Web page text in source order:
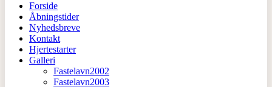
Forside
Åbningstider
Nyhedsbreve
Kontakt
Hjertestarter
Galleri
Fastelavn2002
Fastelavn2003